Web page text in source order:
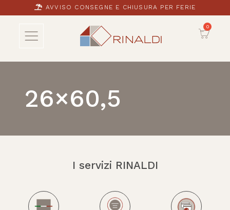
26×60,5
I servizi RINALDI
AVVISO CONSEGNE E CHIUSURA PER FERIE